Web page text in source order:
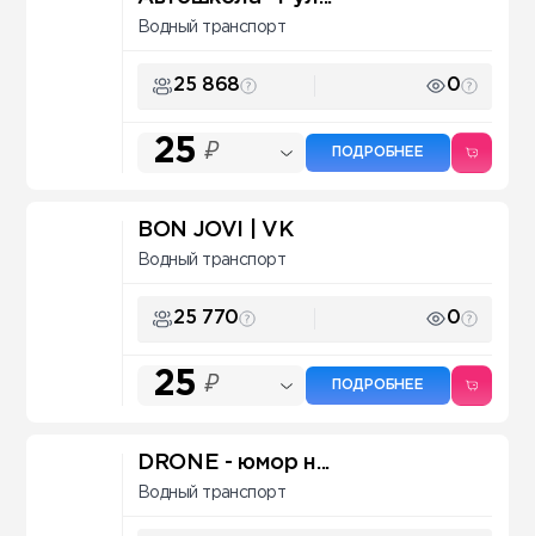
Водный транспорт
25 868 0
25 ₽ ПОДРОБНЕЕ
BON JOVI | VK
Водный транспорт
25 770 0
25 ₽ ПОДРОБНЕЕ
DRONE - юмор н...
Водный транспорт